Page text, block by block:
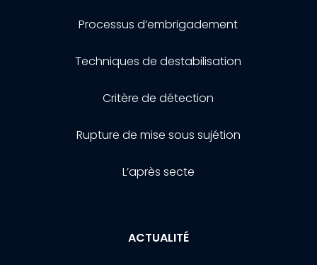
Processus d’embrigadement
Techniques de destabilisation
Critère de détection
Rupture de mise sous sujétion
L’après secte
ACTUALITÉ